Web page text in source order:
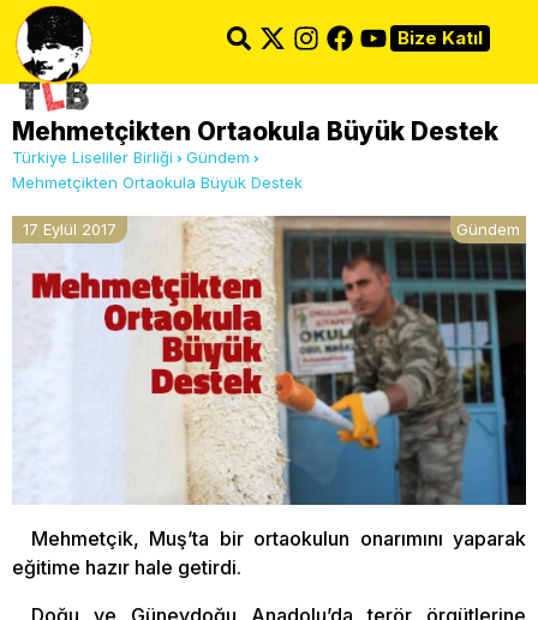
Bize Katıl
Mehmetçikten Ortaokula Büyük Destek
Türkiye Liseliler Birliği
Gündem
Mehmetçikten Ortaokula Büyük Destek
17 Eylül 2017 Gündem
Mehmetçik, Muş’ta bir ortaokulun onarımını yaparak
eğitime hazır hale getirdi.